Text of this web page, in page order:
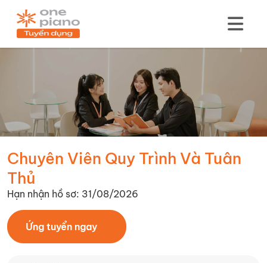
Chuyên Viên Quy Trình Và Tuân
Thủ
Hạn nhận hồ sơ: 31/08/2026
Ứng tuyển ngay